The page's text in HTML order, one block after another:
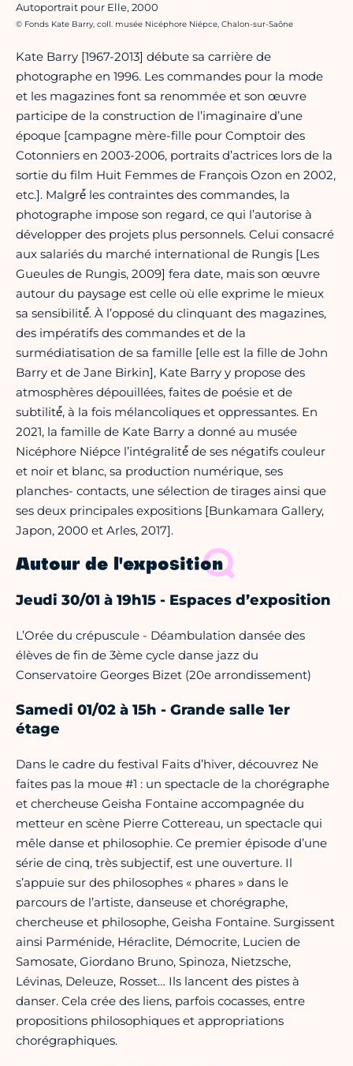
Autoportrait pour Elle, 2000
Crédit photo :
© Fonds Kate Barry, coll. musée Nicéphore Niépce, Chalon-sur-Saône
Kate Barry [1967-2013] débute sa carrière de
photographe en 1996. Les commandes pour la mode
et les magazines font sa renommée et son œuvre
participe de la construction de l’imaginaire d’une
époque [campagne mère-fille pour Comptoir des
Cotonniers en 2003-2006, portraits d’actrices lors de la
sortie du film Huit Femmes de François Ozon en 2002,
etc.]. Malgré́́ les contraintes des commandes, la
photographe impose son regard, ce qui l’autorise à
développer des projets plus personnels. Celui consacré
aux salariés du marché international de Rungis [Les
Gueules de Rungis, 2009] fera date, mais son œuvre
autour du paysage est celle où elle exprime le mieux
sa sensibilité́́. À l’opposé du clinquant des magazines,
des impératifs des commandes et de la
surmédiatisation de sa famille [elle est la fille de John
Barry et de Jane Birkin], Kate Barry y propose des
atmosphères dépouillées, faites de poésie et de
subtilité́́, à la fois mélancoliques et oppressantes. En
2021, la famille de Kate Barry a donné au musée
Nicéphore Niépce l’intégralité́́ de ses négatifs couleur
et noir et blanc, sa production numérique, ses
planches- contacts, une sélection de tirages ainsi que
ses deux principales expositions [Bunkamara Gallery,
Japon, 2000 et Arles, 2017].
Autour de l'exposition
Jeudi 30/01 à 19h15 - Espaces d’exposition
L’Orée du crépuscule - Déambulation dansée des
élèves de fin de 3ème cycle danse jazz du
Conservatoire Georges Bizet (20e arrondissement)
Samedi 01/02 à 15h - Grande salle 1er
étage
Dans le cadre du festival Faits d’hiver, découvrez Ne
faites pas la moue #1 : un spectacle de la chorégraphe
et chercheuse Geisha Fontaine accompagnée du
metteur en scène Pierre Cottereau, un spectacle qui
mêle danse et philosophie. Ce premier épisode d’une
série de cinq, très subjectif, est une ouverture. Il
s’appuie sur des philosophes « phares » dans le
parcours de l’artiste, danseuse et chorégraphe,
chercheuse et philosophe, Geisha Fontaine. Surgissent
ainsi Parménide, Héraclite, Démocrite, Lucien de
Samosate, Giordano Bruno, Spinoza, Nietzsche,
Lévinas, Deleuze, Rosset… Ils lancent des pistes à
danser. Cela crée des liens, parfois cocasses, entre
propositions philosophiques et appropriations
chorégraphiques.